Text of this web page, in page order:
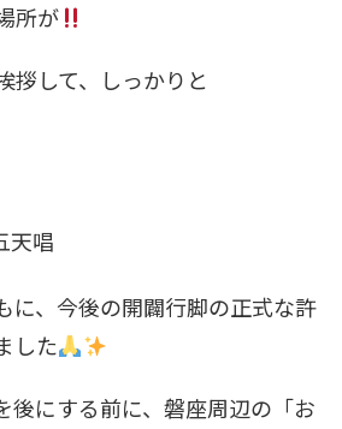
所が
拶して、しっかりと
天唱
に、今後の開闢行脚の正式な許
した
後にする前に、磐座周辺の「お